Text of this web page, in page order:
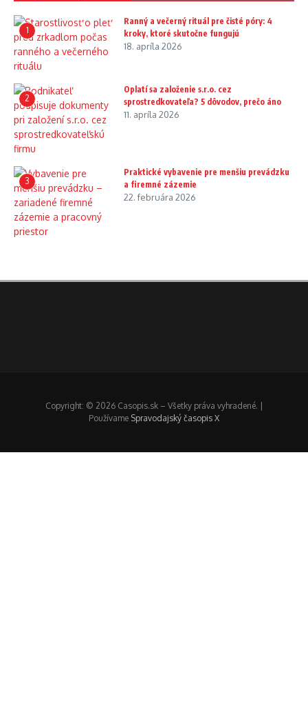
1
Ranný a večerný rituál pre čisté póry: 4
kroky, ktoré skutočne fungujú
18. apríla 2026
2
Oplatí sa založenie s.r.o. cez
sprostredkovateľa? 5 dôvodov, prečo áno
11. apríla 2026
3
Praktické vybavenie pre menšiu prevádzku
a firemné zázemie
22. februára 2026
Copyright: © 2026 Casopis.sk – Všetky práva vyhradené. |
Používame Spravodajský časopis X